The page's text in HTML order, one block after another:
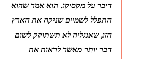
דיבר על מקסיקו. הוא אמר שהוא
התפלל לשמיים שניקח את הארץ
הזו, שאנגליה לא תשתוקק לשום
דבר יותר מאשר לראות את